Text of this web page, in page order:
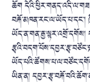
ཆོག
ཡིན་ན།